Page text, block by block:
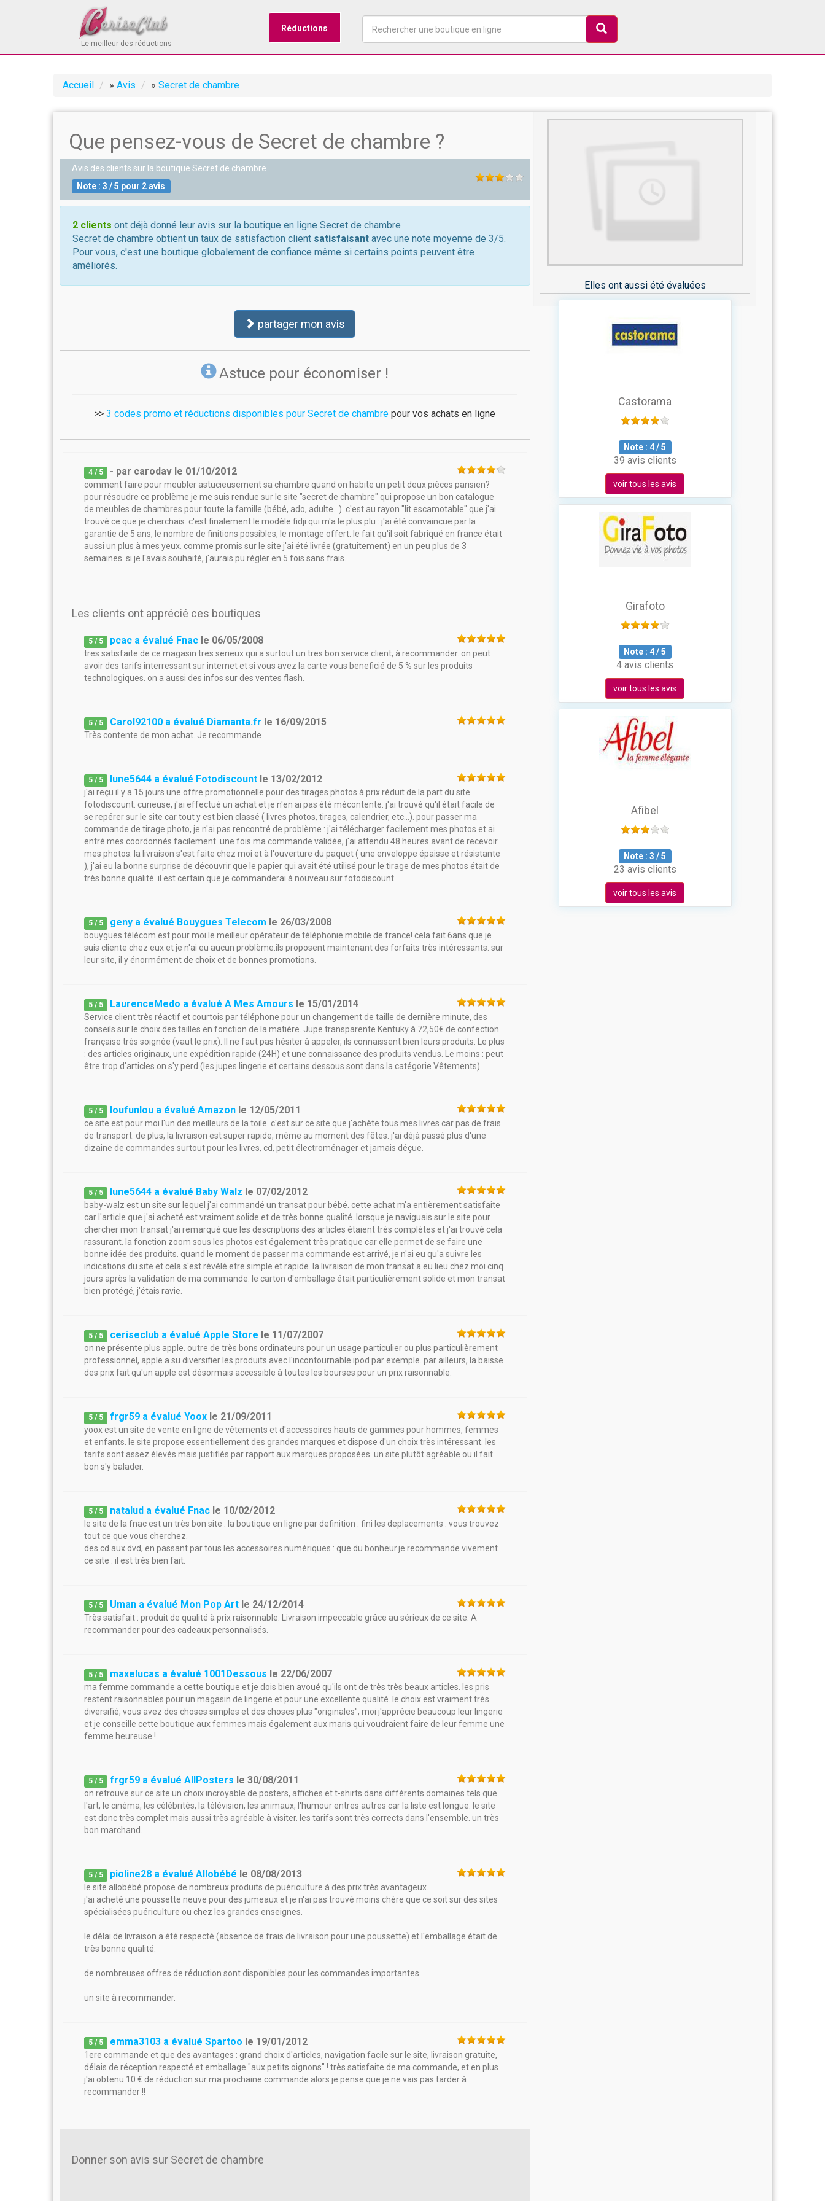
Le meilleur des réductions
Réductions
Accueil » Avis » Secret de chambre
Que pensez-vous de Secret de chambre ?
Avis des clients sur la boutique Secret de chambre
Note :3 /5 pour 2avis
2 clients ont déjà donné leur avis sur la boutique en ligne Secret de chambre
Secret de chambre obtient un taux de satisfaction client satisfaisant avec une note moyenne de 3/5.
Pour vous, c'est une boutique globalement de confiance même si certains points peuvent être
améliorés.
partager mon avis
Astuce pour économiser !
>>3 codes promo et réductions disponibles pour Secret de chambre pour vos achats en ligne
4 / 5 - par carodav le 01/10/2012
comment faire pour meubler astucieusement sa chambre quand on habite un petit deux pièces parisien?
pour résoudre ce problème je me suis rendue sur le site "secret de chambre" qui propose un bon catalogue
de meubles de chambres pour toute la famille (bébé, ado, adulte...). c'est au rayon "lit escamotable" que j'ai
trouvé ce que je cherchais. c'est finalement le modèle fidji qui m'a le plus plu : j'ai été convaincue par la
garantie de 5 ans, le nombre de finitions possibles, le montage offert. le fait qu'il soit fabriqué en france était
aussi un plus à mes yeux. comme promis sur le site j'ai été livrée (gratuitement) en un peu plus de 3
semaines. si je l'avais souhaité, j'aurais pu régler en 5 fois sans frais.
Les clients ont apprécié ces boutiques
5 / 5 pcac a évalué Fnac le 06/05/2008
tres satisfaite de ce magasin tres serieux qui a surtout un tres bon service client, à recommander. on peut
avoir des tarifs interressant sur internet et si vous avez la carte vous beneficié de 5 % sur les produits
technologiques. on a aussi des infos sur des ventes flash.
5 / 5 Carol92100 a évalué Diamanta.fr le 16/09/2015
Très contente de mon achat. Je recommande
5 / 5 lune5644 a évalué Fotodiscount le 13/02/2012
j'ai reçu il y a 15 jours une offre promotionnelle pour des tirages photos à prix réduit de la part du site
fotodiscount. curieuse, j'ai effectué un achat et je n'en ai pas été mécontente. j'ai trouvé qu'il était facile de
se repérer sur le site car tout y est bien classé ( livres photos, tirages, calendrier, etc...). pour passer ma
commande de tirage photo, je n'ai pas rencontré de problème : j'ai télécharger facilement mes photos et ai
entré mes coordonnés facilement. une fois ma commande validée, j'ai attendu 48 heures avant de recevoir
mes photos. la livraison s'est faite chez moi et à l'ouverture du paquet ( une enveloppe épaisse et résistante
), j'ai eu la bonne surprise de découvrir que le papier qui avait été utilisé pour le tirage de mes photos était de
très bonne qualité. il est certain que je commanderai à nouveau sur fotodiscount.
5 / 5 geny a évalué Bouygues Telecom le 26/03/2008
bouygues télécom est pour moi le meilleur opérateur de téléphonie mobile de france! cela fait 6ans que je
suis cliente chez eux et je n'ai eu aucun problème.ils proposent maintenant des forfaits très intéressants. sur
leur site, il y énormément de choix et de bonnes promotions.
5 / 5 LaurenceMedo a évalué A Mes Amours le 15/01/2014
Service client très réactif et courtois par téléphone pour un changement de taille de dernière minute, des
conseils sur le choix des tailles en fonction de la matière. Jupe transparente Kentuky à 72,50€ de confection
française très soignée (vaut le prix). Il ne faut pas hésiter à appeler, ils connaissent bien leurs produits. Le plus
: des articles originaux, une expédition rapide (24H) et une connaissance des produits vendus. Le moins : peut
être trop d'articles on s'y perd (les jupes lingerie et certains dessous sont dans la catégorie Vêtements).
5 / 5 loufunlou a évalué Amazon le 12/05/2011
ce site est pour moi l'un des meilleurs de la toile. c'est sur ce site que j'achète tous mes livres car pas de frais
de transport. de plus, la livraison est super rapide, même au moment des fêtes. j'ai déjà passé plus d'une
dizaine de commandes surtout pour les livres, cd, petit électroménager et jamais déçue.
5 / 5 lune5644 a évalué Baby Walz le 07/02/2012
baby-walz est un site sur lequel j'ai commandé un transat pour bébé. cette achat m'a entièrement satisfaite
car l'article que j'ai acheté est vraiment solide et de très bonne qualité. lorsque je naviguais sur le site pour
chercher mon transat j'ai remarqué que les descriptions des articles étaient très complètes et j'ai trouvé cela
rassurant. la fonction zoom sous les photos est également très pratique car elle permet de se faire une
bonne idée des produits. quand le moment de passer ma commande est arrivé, je n'ai eu qu'a suivre les
indications du site et cela s'est révélé etre simple et rapide. la livraison de mon transat a eu lieu chez moi cinq
jours après la validation de ma commande. le carton d'emballage était particulièrement solide et mon transat
bien protégé, j'étais ravie.
5 / 5 ceriseclub a évalué Apple Store le 11/07/2007
on ne présente plus apple. outre de très bons ordinateurs pour un usage particulier ou plus particulièrement
professionnel, apple a su diversifier les produits avec l'incontournable ipod par exemple. par ailleurs, la baisse
des prix fait qu'un apple est désormais accessible à toutes les bourses pour un prix raisonnable.
5 / 5 frgr59 a évalué Yoox le 21/09/2011
yoox est un site de vente en ligne de vêtements et d'accessoires hauts de gammes pour hommes, femmes
et enfants. le site propose essentiellement des grandes marques et dispose d'un choix très intéressant. les
tarifs sont assez élevés mais justifiés par rapport aux marques proposées. un site plutôt agréable ou il fait
bon s'y balader.
5 / 5 natalud a évalué Fnac le 10/02/2012
le site de la fnac est un très bon site : la boutique en ligne par definition : fini les deplacements : vous trouvez
tout ce que vous cherchez.
des cd aux dvd, en passant par tous les accessoires numériques : que du bonheur.je recommande vivement
ce site : il est très bien fait.
5 / 5 Uman a évalué Mon Pop Art le 24/12/2014
Très satisfait : produit de qualité à prix raisonnable. Livraison impeccable grâce au sérieux de ce site. A
recommander pour des cadeaux personnalisés.
5 / 5 maxelucas a évalué 1001Dessous le 22/06/2007
ma femme commande a cette boutique et je dois bien avoué qu'ils ont de très très beaux articles. les pris
restent raisonnables pour un magasin de lingerie et pour une excellente qualité. le choix est vraiment très
diversifié, vous avez des choses simples et des choses plus "originales", moi j'apprécie beaucoup leur lingerie
et je conseille cette boutique aux femmes mais également aux maris qui voudraient faire de leur femme une
femme heureuse !
5 / 5 frgr59 a évalué AllPosters le30/08/2011
on retrouve sur ce site un choix incroyable de posters, affiches et t-shirts dans différents domaines tels que
l'art, le cinéma, les célébrités, la télévision, les animaux, l'humour entres autres car la liste est longue. le site
est donc très complet mais aussi très agréable à visiter. les tarifs sont très corrects dans l'ensemble. un très
bon marchand.
5 / 5 pioline28 a évalué Allobébé le 08/08/2013
le site allobébé propose de nombreux produits de puériculture à des prix très avantageux.
j'ai acheté une poussette neuve pour des jumeaux et je n'ai pas trouvé moins chère que ce soit sur des sites
spécialisées puériculture ou chez les grandes enseignes.
le délai de livraison a été respecté (absence de frais de livraison pour une poussette) et l'emballage était de
très bonne qualité.
de nombreuses offres de réduction sont disponibles pour les commandes importantes.
un site à recommander.
5 / 5 emma3103 a évalué Spartoo le 19/01/2012
1ere commande et que des avantages : grand choix d'articles, navigation facile sur le site, livraison gratuite,
délais de réception respecté et emballage "aux petits oignons" ! très satisfaite de ma commande, et en plus
j'ai obtenu 10 € de réduction sur ma prochaine commande alors je pense que je ne vais pas tarder à
recommander !!
Donner son avis sur Secret de chambre
Elles ont aussi été évaluées
Castorama
Note : 4/5
39 avis clients
voir tous les avis
Girafoto
Note : 4/5
4 avis clients
voir tous les avis
Afibel
Note :3 /5
23 avis clients
voir tous les avis